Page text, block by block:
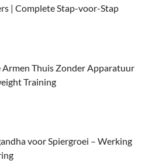
| Complete Stap-voor-Stap
Thuis Zonder Apparatuur
Training
voor Spiergroei – Werking